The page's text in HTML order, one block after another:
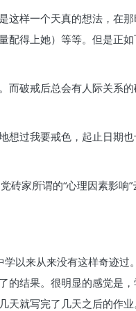
这样一个天真的想法，在
配得上她）等等。但是正
而破戒后总会有人际关系
想过我要戒色，起止日期
砖家所谓的“心理因素影响
以来从来没有这样奇迹过
的结果。很明显的感觉是
天就写完了几天之后的作